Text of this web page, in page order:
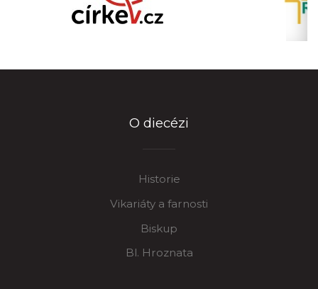
O diecézi
Historie
Vikariáty a farnosti
Biskup
Bl. Hroznata